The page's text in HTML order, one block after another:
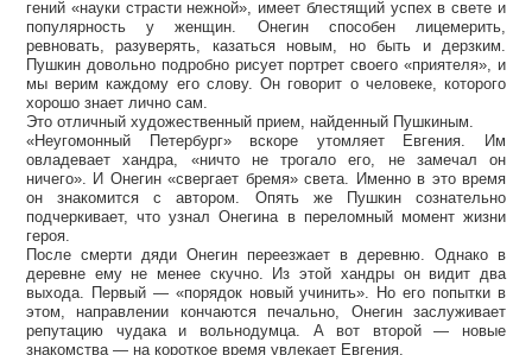
гений «науки страсти нежной», имеет блестящий успех в свете и
популярность у женщин. Онегин способен лицемерить,
ревновать, разуверять, казаться новым, но быть и дерзким.
Пушкин довольно подробно рисует портрет своего «приятеля», и
мы верим каждому его слову. Он говорит о человеке, которого
хорошо знает лично сам.
Это отличный художественный прием, найденный Пушкиным.
«Неугомонный Петербург» вскоре утомляет Евгения. Им
овладевает хандра, «ничто не трогало его, не замечал он
ничего». И Онегин «свергает бремя» света. Именно в это время
он знакомится с автором. Опять же Пушкин сознательно
подчеркивает, что узнал Онегина в переломный момент жизни
героя.
После смерти дяди Онегин переезжает в деревню. Однако в
деревне ему не менее скучно. Из этой хандры он видит два
выхода. Первый — «порядок новый учинить». Но его попытки в
этом, направлении кончаются печально, Онегин заслуживает
репутацию чудака и вольнодумца. А вот второй — новые
знакомства — на короткое время увлекает Евгения.